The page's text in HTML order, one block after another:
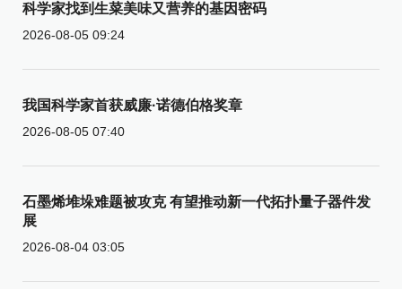
科学家找到生菜美味又营养的基因密码
2026-08-05 09:24
我国科学家首获威廉·诺德伯格奖章
2026-08-05 07:40
石墨烯堆垛难题被攻克 有望推动新一代拓扑量子器件发
展
2026-08-04 03:05